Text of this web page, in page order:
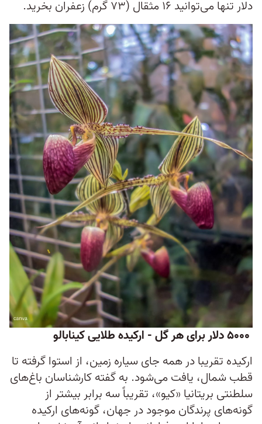
دلار تنها می‌توانید ۱۶ مثقال (۷۳ گرم) زعفران بخرید.
ارکیده تقریبا در همه جای سیاره زمین، از استوا گرفته تا
قطب شمال، یافت می‌شود. به گفته کارشناسان باغ‌های
سلطنتی بریتانیا «کیو»، تقریباً سه برابر بیشتر از
گونه‌های پرندگان موجود در جهان، گونه‌های ارکیده